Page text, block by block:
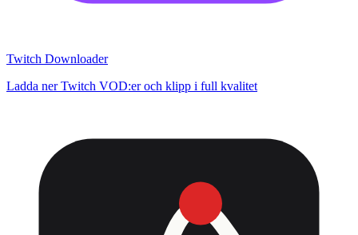
Twitch Downloader
Ladda ner Twitch VOD:er och klipp i full kvalitet